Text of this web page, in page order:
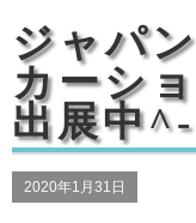
ジャパ
カーシ
出展中
2020年1月31日